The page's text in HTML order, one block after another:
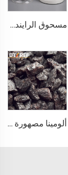
مسحوق الرايندوم الأبيض
ألومينا مصهورة بنية